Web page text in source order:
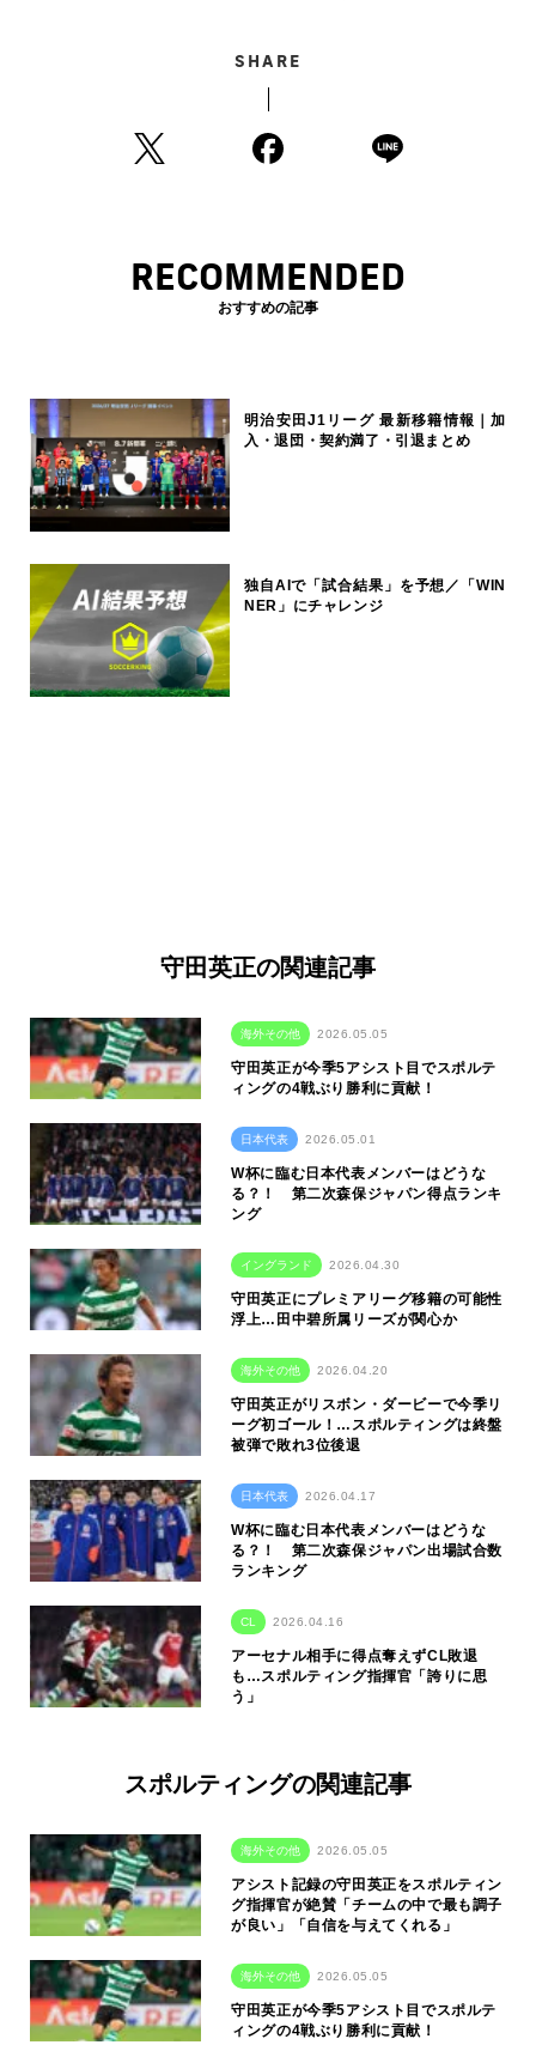
SHARE
RECOMMENDED
おすすめの記事
明治安田J1リーグ 最新移籍情報｜加
入・退団・契約満了・引退まとめ
独自AIで「試合結果」を予想／「WIN
NER」にチャレンジ
守田英正の関連記事
海外その他 2026.05.05
守田英正が今季5アシスト目でスポルテ
ィングの4戦ぶり勝利に貢献！
日本代表 2026.05.01
W杯に臨む日本代表メンバーはどうな
る？！ 第二次森保ジャパン得点ランキ
ング
イングランド 2026.04.30
守田英正にプレミアリーグ移籍の可能性
浮上…田中碧所属リーズが関心か
海外その他 2026.04.20
守田英正がリスボン・ダービーで今季リ
ーグ初ゴール！…スポルティングは終盤
被弾で敗れ3位後退
日本代表 2026.04.17
W杯に臨む日本代表メンバーはどうな
る？！ 第二次森保ジャパン出場試合数
ランキング
CL 2026.04.16
アーセナル相手に得点奪えずCL敗退
も…スポルティング指揮官「誇りに思
う」
スポルティングの関連記事
海外その他 2026.05.05
アシスト記録の守田英正をスポルティン
グ指揮官が絶賛「チームの中で最も調子
が良い」「自信を与えてくれる」
海外その他 2026.05.05
守田英正が今季5アシスト目でスポルテ
ィングの4戦ぶり勝利に貢献！